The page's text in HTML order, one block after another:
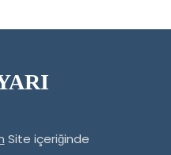
Site içeriğinde